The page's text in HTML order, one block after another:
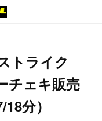
トライク
チェキ販売
分）